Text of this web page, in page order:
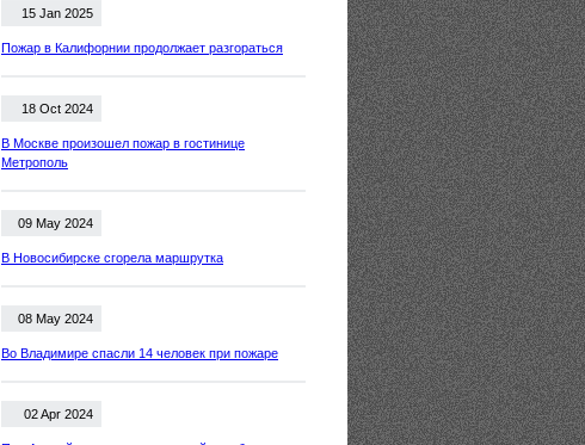
15 Jan 2025
Пожар в Калифорнии продолжает разгораться
18 Oct 2024
В Москве произошел пожар в гостинице
Метрополь
09 May 2024
В Новосибирске сгорела маршрутка
08 May 2024
Во Владимире спасли 14 человек при пожаре
02 Apr 2024